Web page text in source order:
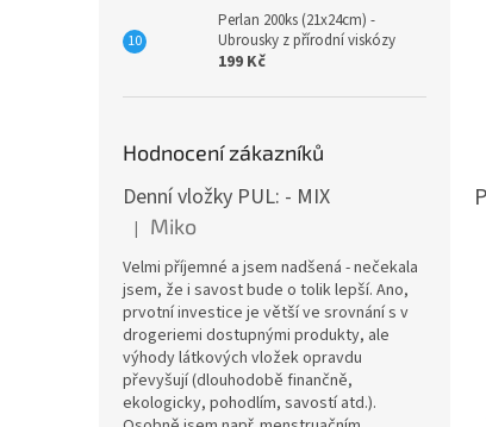
Perlan 200ks (21x24cm) -
Ubrousky z přírodní viskózy
199 Kč
Hodnocení zákazníků
Denní vložky PUL: - MIX
Hodnocení produktu je 5 z 5 hvězdiček.
| Miko
Velmi příjemné a jsem nadšená - nečekala
jsem, že i savost bude o tolik lepší. Ano,
prvotní investice je větší ve srovnání s v
drogeriemi dostupnými produkty, ale
výhody látkových vložek opravdu
převyšují (dlouhodobě finančně,
ekologicky, pohodlím, savostí atd.).